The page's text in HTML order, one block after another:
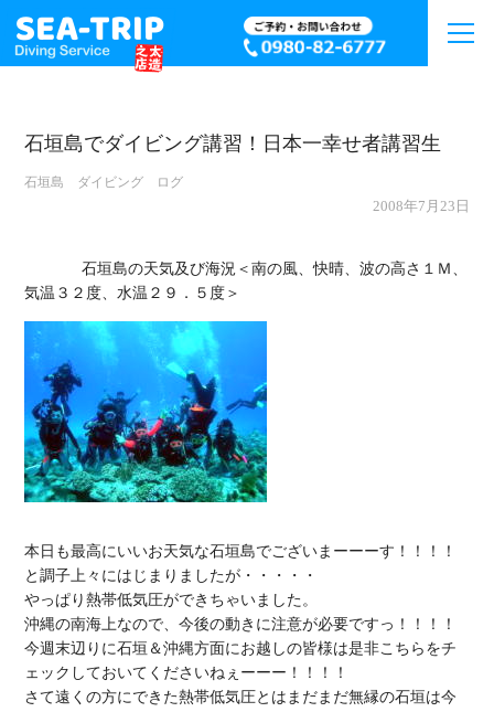
石垣島でダイビング講習！日本一幸せ者講習生
石垣島 ダイビング ログ
2008年7月23日
             石垣島の天気及び海況＜南の風、快晴、波の高さ１Ｍ、
本日も最高にいいお天気な石垣島でございまーーーす！！！！
と調子上々にはじまりましたが・・・・・
やっぱり熱帯低気圧ができちゃいました。
沖縄の南海上なので、今後の動きに注意が必要ですっ！！！！
今週末辺りに石垣＆沖縄方面にお越しの皆様は是非こちらをチ
ェックしておいてくださいねぇーーー！！！！
さて遠くの方にできた熱帯低気圧とはまだまだ無縁の石垣は今